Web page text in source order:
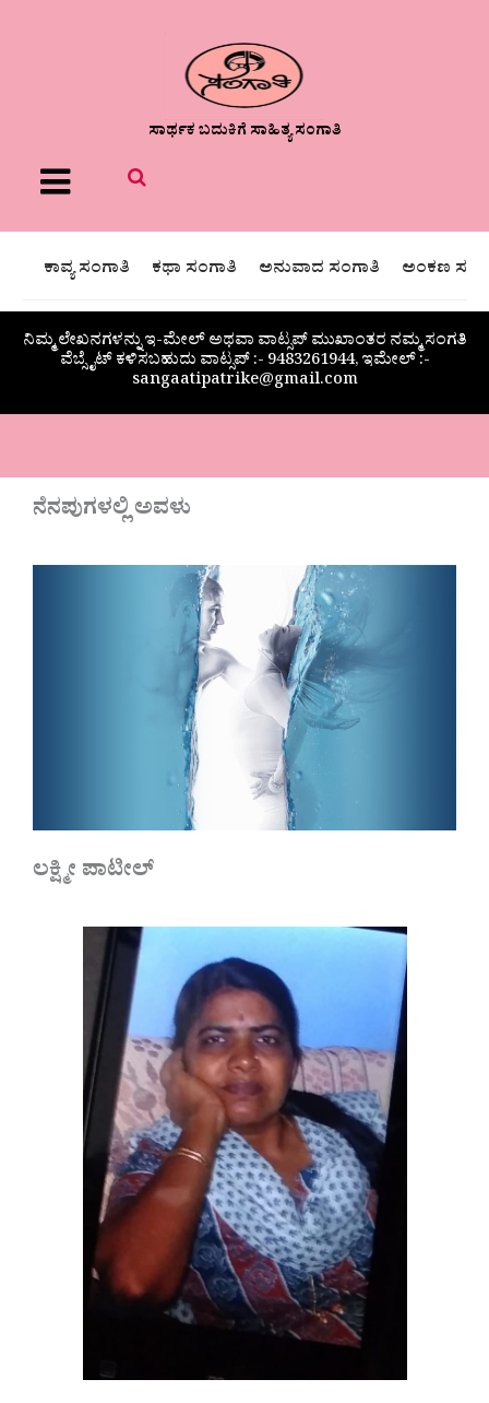
ಸಾರ್ಥಕ ಬದುಕಿಗೆ ಸಾಹಿತ್ಯ ಸಂಗಾತಿ
Menu
ಕಾವ್ಯ ಸಂಗಾತಿ ಕಥಾ ಸಂಗಾತಿ ಅನುವಾದ ಸಂಗಾತಿ ಅಂಕಣ
ನಿಮ್ಮ ಲೇಖನಗಳನ್ನು ಇ-ಮೇಲ್ ಅಥವಾ ವಾಟ್ಸಪ್ ಮುಖಾಂತರ ನಮ್ಮ ಸಂಗತಿ
ವೆಬ್ಸೈಟ್ ಕಳಿಸಬಹುದು ವಾಟ್ಸಪ್‌ :- 9483261944, ಇಮೇಲ್ :-
sangaatipatrike@gmail.com
ನೆನಪುಗಳಲ್ಲಿ ಅವಳು
ಲಕ್ಷ್ಮೀ ಪಾಟೀಲ್